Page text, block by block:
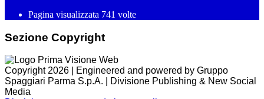
Pagina visualizzata 741 volte
Sezione Copyright
Copyright 2026 | Engineered and powered by Gruppo
Spaggiari Parma S.p.A. | Divisione Publishing & New Social
Media